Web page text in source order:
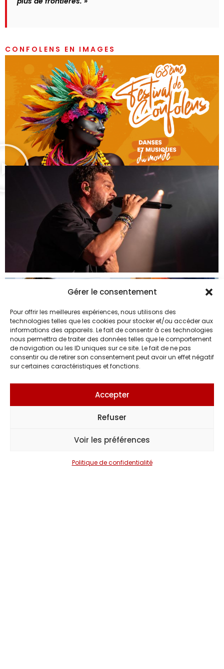
Gérer le consentement
Pour offrir les meilleures expériences, nous utilisons des
technologies telles que les cookies pour stocker et/ou accéder aux
informations des appareils. Le fait de consentir à ces technologies
nous permettra de traiter des données telles que le comportement
de navigation ou les ID uniques sur ce site. Le fait de ne pas
consentir ou de retirer son consentement peut avoir un effet négatif
sur certaines caractéristiques et fonctions.
Accepter
Refuser
Voir les préférences
Politique de confidentialité
CONFOLENS EN IMAGES